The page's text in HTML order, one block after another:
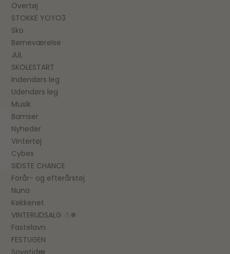
Overtøj
STOKKE YOYO3
Sko
Børneværelse
JUL
SKOLESTART
Indendørs leg
Udendørs leg
Musik
Bamser
Nyheder
Vintertøj
Cybex
SIDSTE CHANCE
Forår- og efterårstøj
Nuna
Køkkenet
VINTERUDSALG ☃❄
Fastelavn
FESTUGEN